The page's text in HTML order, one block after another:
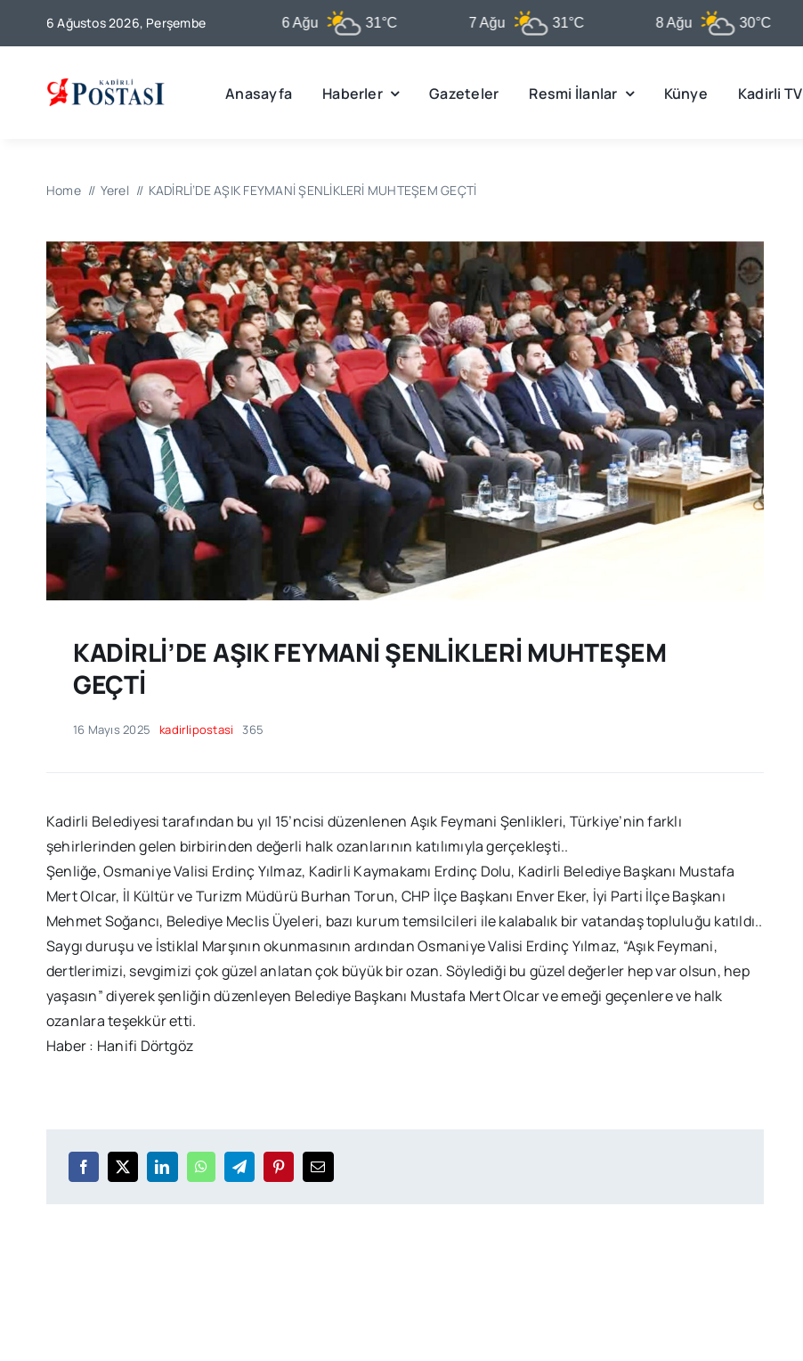
6 Ağustos 2026, Perşembe
Kadirli 6 Ağu 31°C 7 Ağu 31°C 8 Ağu 30°C
Anasayfa Haberler Gazeteler Resmi İlanlar Künye Kadirli TV
Home Yerel KADİRLİ’DE AŞIK FEYMANİ ŞENLİKLERİ MUHTEŞEM GEÇTİ
KADİRLİ’DE AŞIK FEYMANİ ŞENLİKLERİ MUHTEŞEM
GEÇTİ
16 Mayıs 2025 kadirlipostasi 365
Kadirli Belediyesi tarafından bu yıl 15’ncisi düzenlenen Aşık Feymani Şenlikleri, Türkiye’nin farklı
şehirlerinden gelen birbirinden değerli halk ozanlarının katılımıyla gerçekleşti..
Şenliğe, Osmaniye Valisi Erdinç Yılmaz, Kadirli Kaymakamı Erdinç Dolu, Kadirli Belediye Başkanı Mustafa
Mert Olcar, İl Kültür ve Turizm Müdürü Burhan Torun, CHP İlçe Başkanı Enver Eker, İyi Parti İlçe Başkanı
Mehmet Soğancı, Belediye Meclis Üyeleri, bazı kurum temsilcileri ile kalabalık bir vatandaş topluluğu katıldı..
Saygı duruşu ve İstiklal Marşının okunmasının ardından Osmaniye Valisi Erdinç Yılmaz, “Aşık Feymani,
dertlerimizi, sevgimizi çok güzel anlatan çok büyük bir ozan. Söylediği bu güzel değerler hep var olsun, hep
yaşasın” diyerek şenliğin düzenleyen Belediye Başkanı Mustafa Mert Olcar ve emeği geçenlere ve halk
ozanlara teşekkür etti.
Haber : Hanifi Dörtgöz